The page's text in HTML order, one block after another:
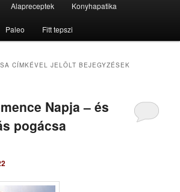
Alapreceptek Konyhapatika
Paleo Fitt tepszi
CÍMKÉVEL JELÖLT BEJEGYZÉSEK
Napja – és
pogácsa